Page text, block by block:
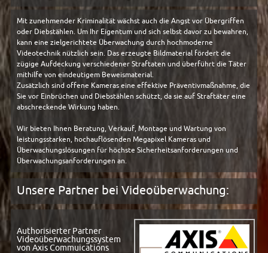
Mit zunehmender Kriminalität wächst auch die Angst vor Übergriffen
oder Diebstählen. Um Ihr Eigentum und sich selbst davor zu bewahren,
kann eine zielgerichtete Überwachung durch hochmoderne
Videotechnik nützlich sein. Das erzeugte Bildmaterial fördert die
zügige Aufdeckung verschiedener Straftaten und überführt die Täter
mithilfe von eindeutigem Beweismaterial.
Zusätzlich sind offene Kameras eine effektive Präventivmaßnahme, die
Sie vor Einbrüchen und Diebstählen schützt, da sie auf Straftäter eine
abschreckende Wirkung haben.
Wir bieten Ihnen Beratung, Verkauf, Montage und Wartung von
leistungsstarken, hochauflösenden Megapixel Kameras und
Überwachungslösungen für höchste Sicherheitsanforderungen und
Überwachungsanforderungen an.
Unsere Partner bei Videoüberwachung:
Authorisierter Partner
Videoüberwachungssystem
von Axis Commuications